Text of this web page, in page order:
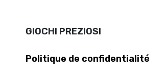
GIOCHI PREZIOSI
Politique de confidentialité